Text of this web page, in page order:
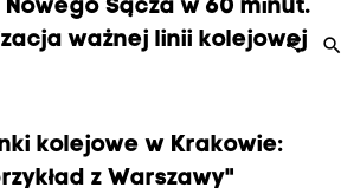
Sącza w 60 minut.
ważnej linii kolejowej
share search
kolejowe w Krakowie:
z Warszawy"